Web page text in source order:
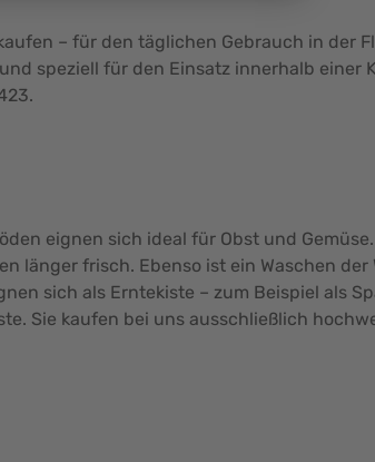
– für den täglichen Gebrauch in der
speziell für den Einsatz innerhalb einer
eignen sich ideal für Obst und
frisch. Ebenso ist ein Waschen der
sich als Erntekiste – zum Beispiel als
Sie kaufen bei uns ausschließlich